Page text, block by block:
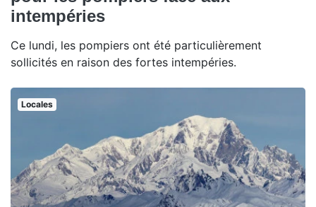
intempéries
Ce lundi, les pompiers ont été particulièrement
sollicités en raison des fortes intempéries.
Locales